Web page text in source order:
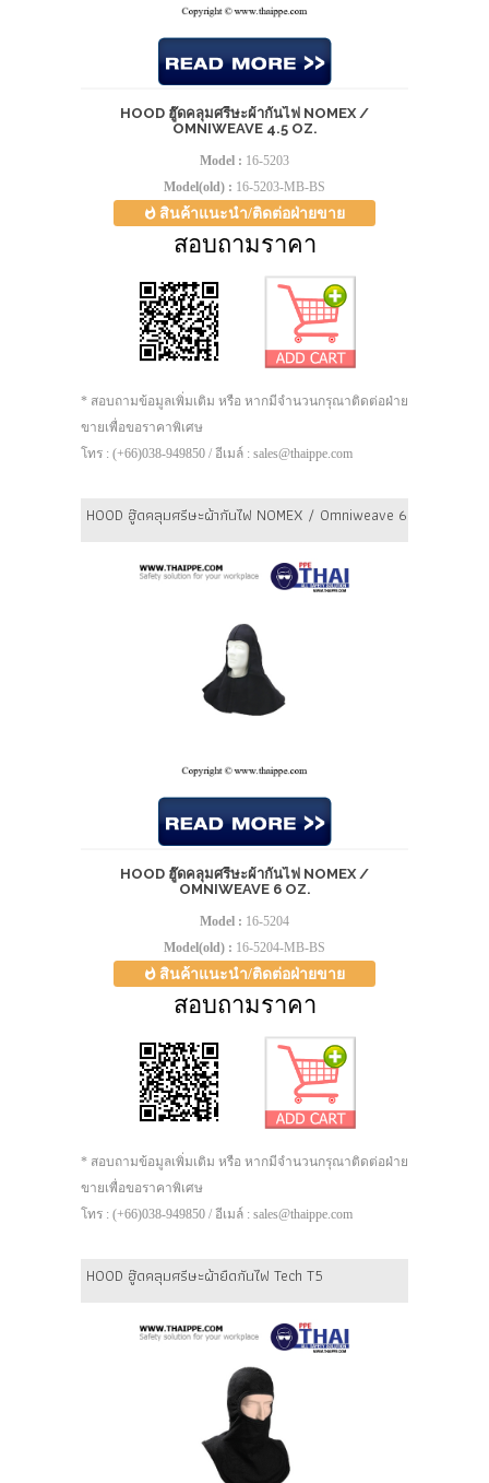
HOOD ฮู๊ดคลุมศรีษะผ้ากันไฟ NOMEX /
OMNIWEAVE 4.5 OZ.
Model : 16-5203
Model(old) : 16-5203-MB-BS
สินค้าแนะนำ/ติดต่อฝ่ายขาย
สอบถามราคา
* สอบถามข้อมูลเพิ่มเติม หรือ หากมีจำนวนกรุณาติดต่อฝ่าย
ขายเพื่อขอราคาพิเศษ
โทร : (+66)038-949850 / อีเมล์ : sales@thaippe.com
HOOD ฮู๊ดคลุมศรีษะผ้ากันไฟ NOMEX / Omniweave 6 oz.
HOOD ฮู๊ดคลุมศรีษะผ้ากันไฟ NOMEX /
OMNIWEAVE 6 OZ.
Model : 16-5204
Model(old) : 16-5204-MB-BS
สินค้าแนะนำ/ติดต่อฝ่ายขาย
สอบถามราคา
* สอบถามข้อมูลเพิ่มเติม หรือ หากมีจำนวนกรุณาติดต่อฝ่าย
ขายเพื่อขอราคาพิเศษ
โทร : (+66)038-949850 / อีเมล์ : sales@thaippe.com
HOOD ฮู๊ดคลุมศรีษะผ้ายืดกันไฟ Tech T5